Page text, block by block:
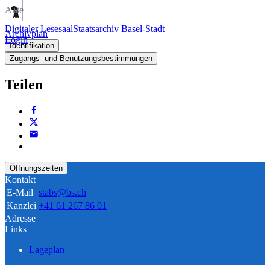
Digitaler LesesaalStaatsarchiv Basel-Stadt
Login
Akte
Archivplan
Identifikation
Zugangs- und Benutzungsbestimmungen
Teilen
Öffnungszeiten
Kontakt
E-Mail stabs@bs.ch
Kanzlei +41 61 267 86 01
Adresse
Links
Lageplan